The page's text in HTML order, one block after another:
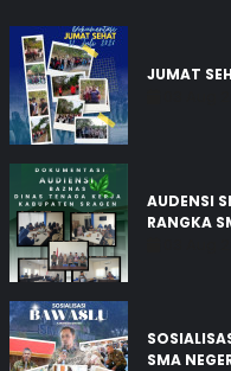
JUMAT
AUDENSI
RANGKA
SMA